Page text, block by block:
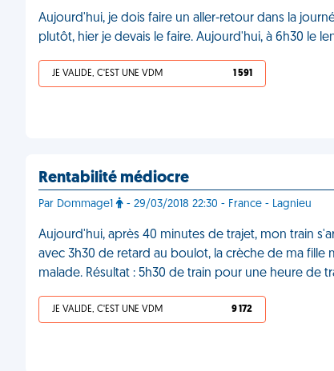
Aujourd'hui, je dois faire un aller-retour dans la
plutôt, hier je devais le faire. Aujourd'hui, à 6h30 le
JE VALIDE, C'EST UNE VDM 1 591
Rentabilité médiocre
Par Dommage1 - 29/03/2018 22:30 - France - Lagnieu
Aujourd'hui, après 40 minutes de trajet, mon train
avec 3h30 de retard au boulot, la crèche de ma
malade. Résultat : 5h30 de train pour une heure de
JE VALIDE, C'EST UNE VDM 9 172